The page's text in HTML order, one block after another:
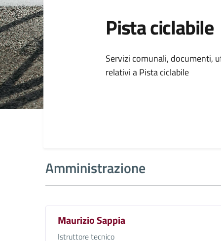
Pista ciclabile
Dettagli
Servizi comunali, documenti,
relativi a Pista ciclabile
Amministrazione
Maurizio Sappia
Istruttore tecnico